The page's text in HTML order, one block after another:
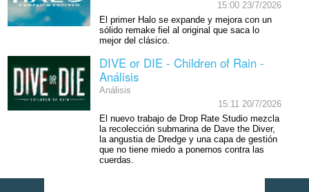
15:00 23/7/2026
El primer Halo se expande y mejora con un
sólido remake fiel al original que saca lo
mejor del clásico.
DIVE or DIE - Children of Rain -
Análisis
Análisis
15:11 20/7/2026
El nuevo trabajo de Drop Rate Studio mezcla
la recolección submarina de Dave the Diver,
la angustia de Dredge y una capa de gestión
que no tiene miedo a ponernos contra las
cuerdas.